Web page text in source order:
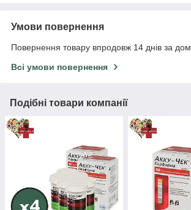
Умови повернення
Повернення товару впродовж 14 днів за
Всі умови повернення
Подібні товари компанії